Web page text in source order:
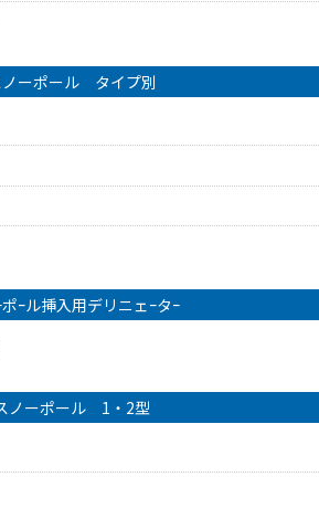
ノーポール タイプ別
ｰル挿入用デリニェｰタｰ
ノーポール 1・2型